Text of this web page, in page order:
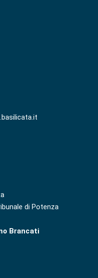
di Potenza
Brancati